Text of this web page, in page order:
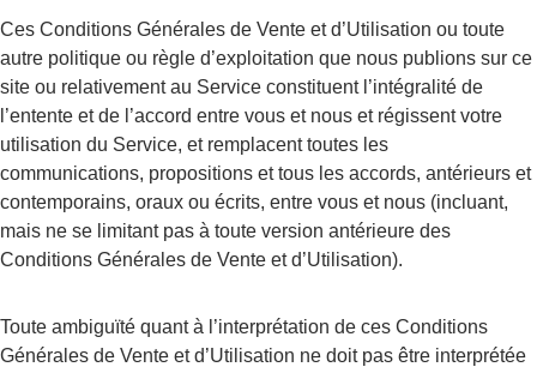
Ces Conditions Générales de Vente et d’Utilisation ou toute
autre politique ou règle d’exploitation que nous publions sur ce
site ou relativement au Service constituent l’intégralité de
l’entente et de l’accord entre vous et nous et régissent votre
utilisation du Service, et remplacent toutes les
communications, propositions et tous les accords, antérieurs et
contemporains, oraux ou écrits, entre vous et nous (incluant,
mais ne se limitant pas à toute version antérieure des
Conditions Générales de Vente et d’Utilisation).
Toute ambiguïté quant à l’interprétation de ces Conditions
Générales de Vente et d’Utilisation ne doit pas être interprétée